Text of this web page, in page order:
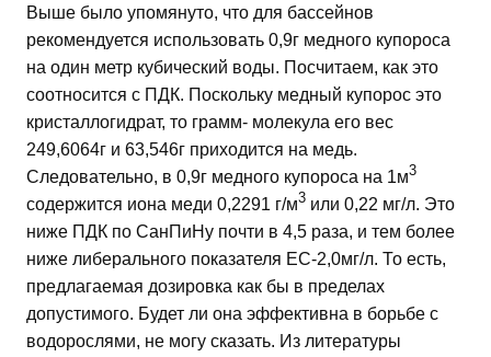
Выше было упомянуто, что для бассейнов
рекомендуется использовать 0,9г медного купороса
на один метр кубический воды. Посчитаем, как это
соотносится с ПДК. Поскольку медный купорос это
кристаллогидрат, то грамм- молекула его вес
249,6064г и 63,546г приходится на медь.
Следовательно, в 0,9г медного купороса на 1м3
содержится иона меди 0,2291 г/м3 или 0,22 мг/л. Это
ниже ПДК по СанПиНу почти в 4,5 раза, и тем более
ниже либерального показателя ЕС-2,0мг/л. То есть,
предлагаемая дозировка как бы в пределах
допустимого. Будет ли она эффективна в борьбе с
водорослями, не могу сказать. Из литературы